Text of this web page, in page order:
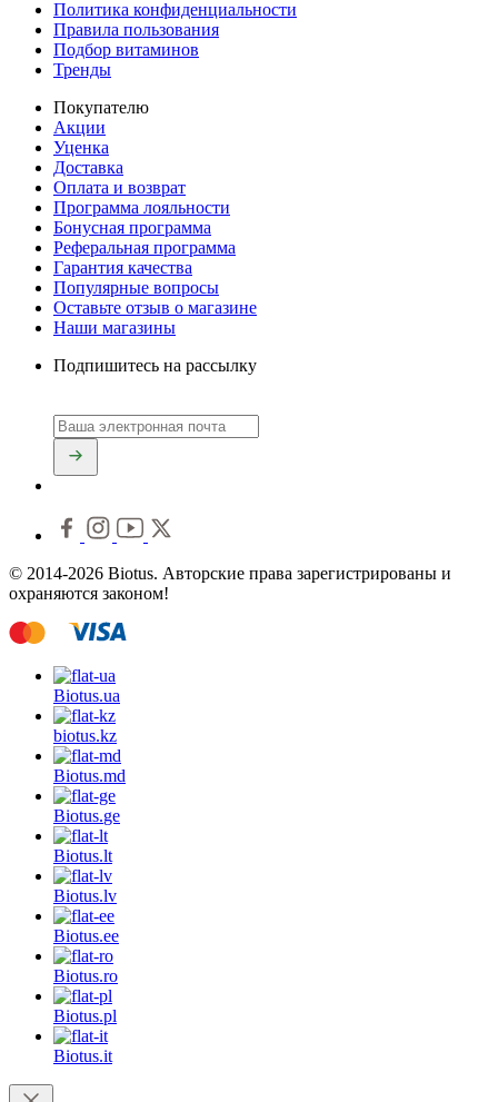
Политика конфиденциальности
Правила пользования
Подбор витаминов
Тренды
Покупателю
Акции
Уценка
Доставка
Оплата и возврат
Программа лояльности
Бонусная программа
Реферальная программа
Гарантия качества
Популярные вопросы
Оставьте отзыв о магазине
Наши магазины
Подпишитесь на рассылку
© 2014-2026 Biotus. Авторские права зарегистрированы и
охраняются законом!
Biotus.ua
biotus.kz
Biotus.md
Biotus.ge
Biotus.lt
Biotus.lv
Biotus.ee
Biotus.ro
Biotus.pl
Biotus.it